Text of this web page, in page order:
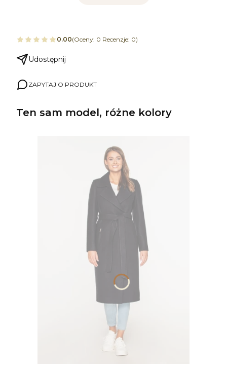
0.00(Oceny: 0 Recenzje: 0)
Udostępnij
ZAPYTAJ O PRODUKT
Ten sam model, różne kolory